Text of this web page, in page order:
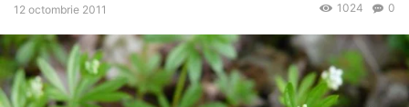
12 octombrie 2011 0
1024